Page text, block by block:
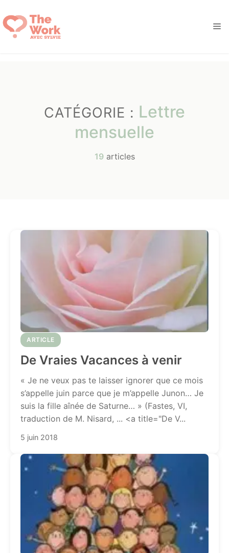
au
contenu
CATÉGORIE : Lettre
mensuelle
19articles
ARTICLE
De Vraies Vacances à venir
« Je ne veux pas te laisser ignorer que ce mois
s’appelle juin parce que je m’appelle Junon… Je
suis la fille aînée de Saturne… » (Fastes, VI,
traduction de M. Nisard, ... <a title="De V...
5 juin 2018